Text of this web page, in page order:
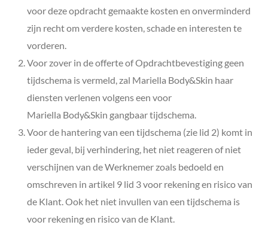
voor deze opdracht gemaakte kosten en onverminderd
zijn recht om verdere kosten, schade en interesten te
vorderen.
Voor zover in de offerte of Opdrachtbevestiging geen
tijdschema is vermeld, zal Mariella Body&Skin haar
diensten verlenen volgens een voor
Mariella Body&Skin gangbaar tijdschema.
Voor de hantering van een tijdschema (zie lid 2) komt in
ieder geval, bij verhindering, het niet reageren of niet
verschijnen van de Werknemer zoals bedoeld en
omschreven in artikel 9 lid 3 voor rekening en risico van
de Klant. Ook het niet invullen van een tijdschema is
voor rekening en risico van de Klant.